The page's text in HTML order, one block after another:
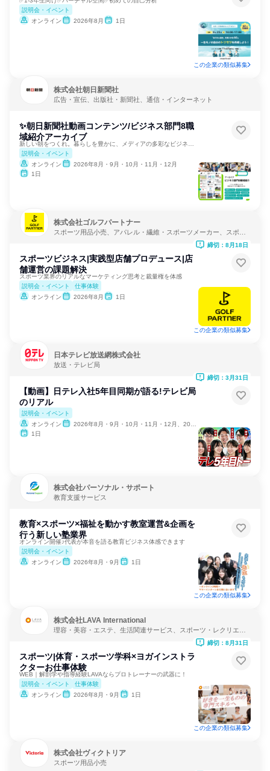
説明会・イベント
オンライン
2026年8月 1日
この企業の類似募集
株式会社朝日新聞社
広告・宣伝、出版社・新聞社、通信・インターネット
✨朝日新聞社動画コンテンツ/ビジネス部門8職
域紹介アーカイブ
説明会・イベント
オンライン
2026年8月・9月・10月・11月・12月
1日
株式会社ゴルフパートナー
スポーツ用品小売、アパレル・繊維・スポーツメーカー、スポー
スポーツビジネス|実践型店舗プロデュース|店
舗運営の課題解決
スポーツ業界のリアルなマーケティング思考と裁量権を体感
説明会・イベント
仕事体験
オンライン
2026年8月 1日
締切：8月18日
この企業の類似募集
日本テレビ放送網株式会社
放送・テレビ局
【動画】日テレ入社5年目同期が語る!テレビ局
のリアル
説明会・イベント
オンライン
2026年8月・9月・10月・11月・12月、2027年1月・2月
1日
締切：3月31日
株式会社パーソナル・サポート
教育支援サービス
教育×スポーツ×福祉を動かす教室運営&企画を
行う新しい塾業界
オンライン開催♪代表が本音を語る教育ビジネス体感できます
説明会・イベント
オンライン
2026年8月・9月 1日
この企業の類似募集
株式会社LAVA International
理容・美容・エステ、生活関連サービス、スポーツ・レクリエー
スポーツ|体育・スポーツ学科×ヨガインストラ
クターお仕事体験
WEB｜解剖学や指導経験LAVAならプロトレーナーの武器に！
説明会・イベント
仕事体験
オンライン
2026年8月・9月 1日
締切：8月31日
この企業の類似募集
株式会社ヴィクトリア
スポーツ用品小売